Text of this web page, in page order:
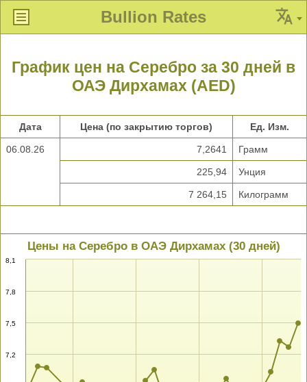
Bullion Rates
График цен на Серебро за 30 дней в
ОАЭ Дирхамах (AED)
Дата Цена (по закрытию торгов) Ед. Изм.
06.08.26 7,2641 Грамм
225,94 Унция
7 264,15 Килограмм
Цены на Серебро в ОАЭ Дирхамах (30 дней)
7,2
7,5
7,8
8,1